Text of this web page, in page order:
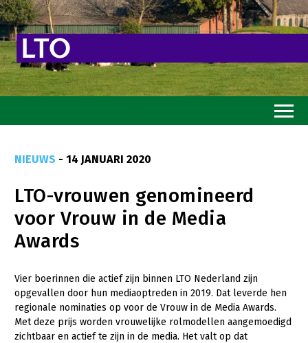
Goed eten
Mooi groen
Sterk ondernemerschap
Transitiepaden
Thema’s
Gezonde planten
NIEUWS - 14 JANUARI 2020
LTO-vrouwen genomineerd
voor Vrouw in de Media
Awards
Vier boerinnen die actief zijn binnen LTO Nederland zijn
opgevallen door hun mediaoptreden in 2019. Dat leverde hen
regionale nominaties op voor de Vrouw in de Media Awards.
Met deze prijs worden vrouwelijke rolmodellen aangemoedigd
zichtbaar en actief te zijn in de media. Het valt op dat